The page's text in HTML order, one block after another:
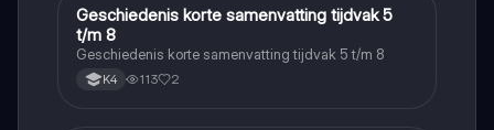
Geschiedenis
Geschiedenis korte samenvatting tijdvak 5
t/m 8
Geschiedenis korte samenvatting tijdvak 5 t/m 8
K4 113 2